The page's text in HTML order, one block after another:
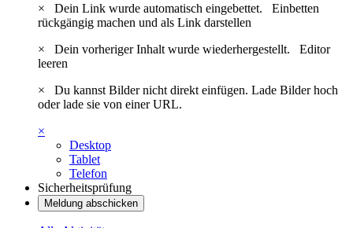
×
Dein Link wurde automatisch eingebettet. Einbetten
rückgängig machen und als Link darstellen
×
Dein vorheriger Inhalt wurde wiederhergestellt. Editor
leeren
×
Du kannst Bilder nicht direkt einfügen. Lade Bilder hoch
oder lade sie von einer URL.
×
Desktop
Tablet
Telefon
Sicherheitsprüfung
Meldung abschicken